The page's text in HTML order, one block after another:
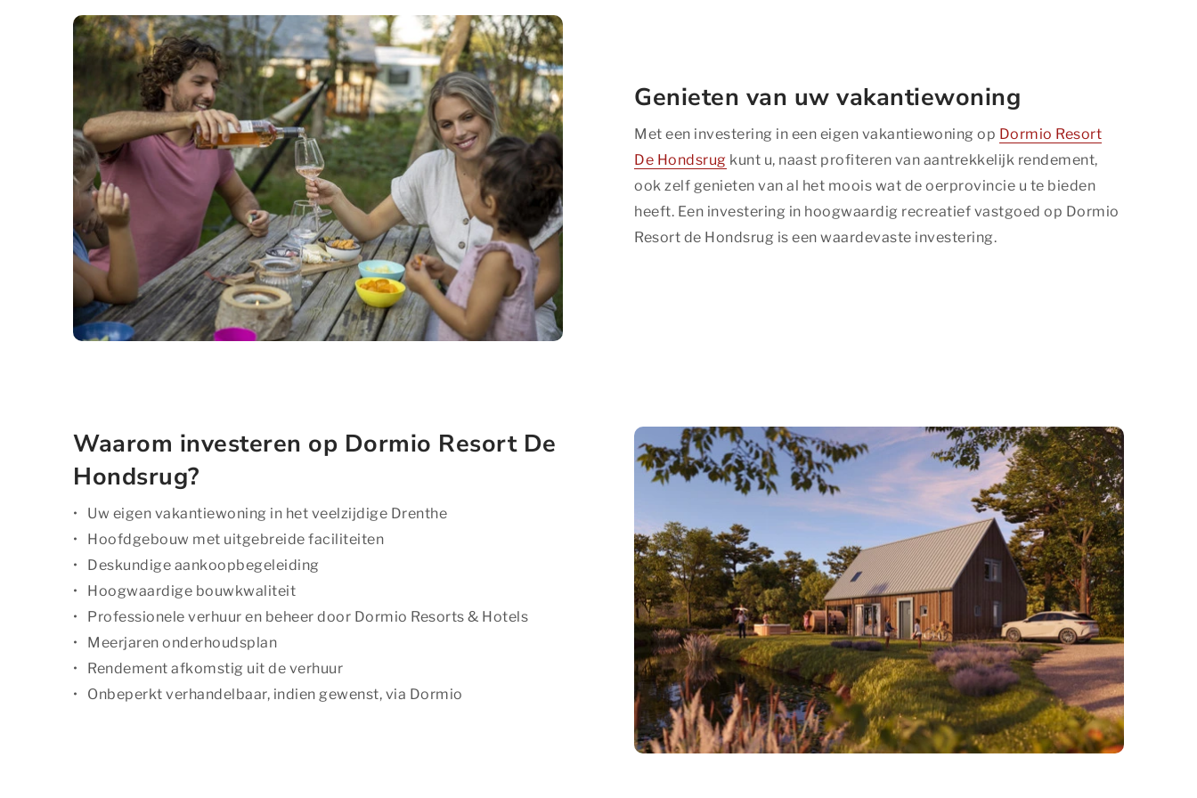
Genieten van uw vakantiewoning
Met een investering in een eigen vakantiewoning op Dormio Resort
De Hondsrug kunt u, naast profiteren van aantrekkelijk rendement,
ook zelf genieten van al het moois wat de oerprovincie u te bieden
heeft. Een investering in hoogwaardig recreatief vastgoed op Dormio
Resort de Hondsrug is een waardevaste investering.
Waarom investeren op Dormio Resort De
Hondsrug?
Uw eigen vakantiewoning in het veelzijdige Drenthe
Hoofdgebouw met uitgebreide faciliteiten
Deskundige aankoopbegeleiding
Hoogwaardige bouwkwaliteit
Professionele verhuur en beheer door Dormio Resorts & Hotels
Meerjaren onderhoudsplan
Rendement afkomstig uit de verhuur
Onbeperkt verhandelbaar, indien gewenst, via Dormio